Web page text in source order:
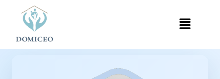
Accueil›Ménage à Domicile
Panneau de gestion des cookies